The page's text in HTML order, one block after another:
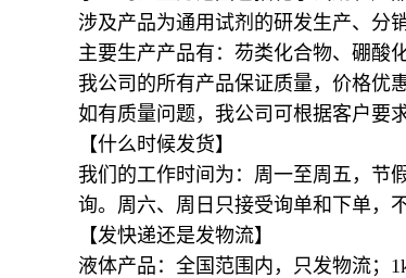
涉及产品为通用试剂的研发生产、分
主要生产产品有：芴类化合物、硼酸
我公司的所有产品保证质量，价格优
如有质量问题，我公司可根
【什么时候发货】
我们的工作时间为：周一至周五，节
询。周六、周日只接受询单和下单，不
【发快递还是发物流】
液体产品：全国范围内，只发物流；